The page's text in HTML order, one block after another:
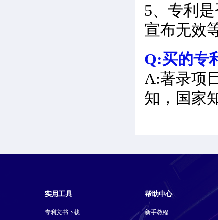
5、专利
宣布无效
Q:买的专
A:著录项
知，国家
实用工具
专利文书下载
帮助中心
新手教程